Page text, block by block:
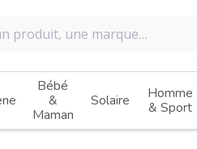
Bébé
&
Maman
Solaire
Homme
& Sport